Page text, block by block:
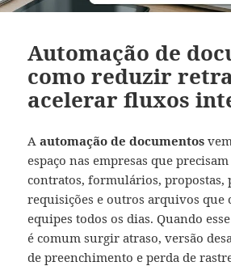
Automação de
como reduzir
acelerar fluxos
Aautomação de documentos
espaço nas empresas que
contratos, formulários, propostas,
requisições e outros arquivos que
equipes todos os dias. Quando
é comum surgir atraso, versão
de preenchimento e perda de